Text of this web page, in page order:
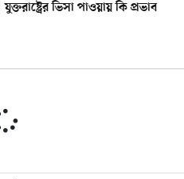
ভিসা পাওয়ায় কি প্রভাব
মাস্কের প্রতিষ্ঠানের রকেট